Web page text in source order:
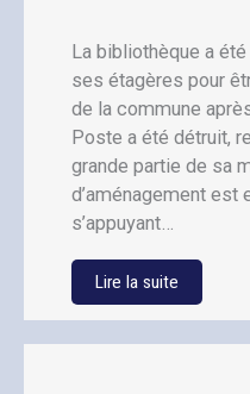
La bibliothèque a
ses étagères pour
de la commune
Poste a été détruit,
grande partie de sa
d’aménagement est
s’appuyant…
Lire la suite